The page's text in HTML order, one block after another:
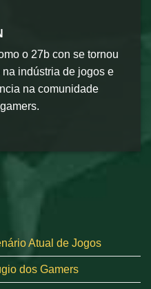
o 27b con se tornou
na indústria de jogos e
na comunidade
Atual de Jogos
dos Gamers